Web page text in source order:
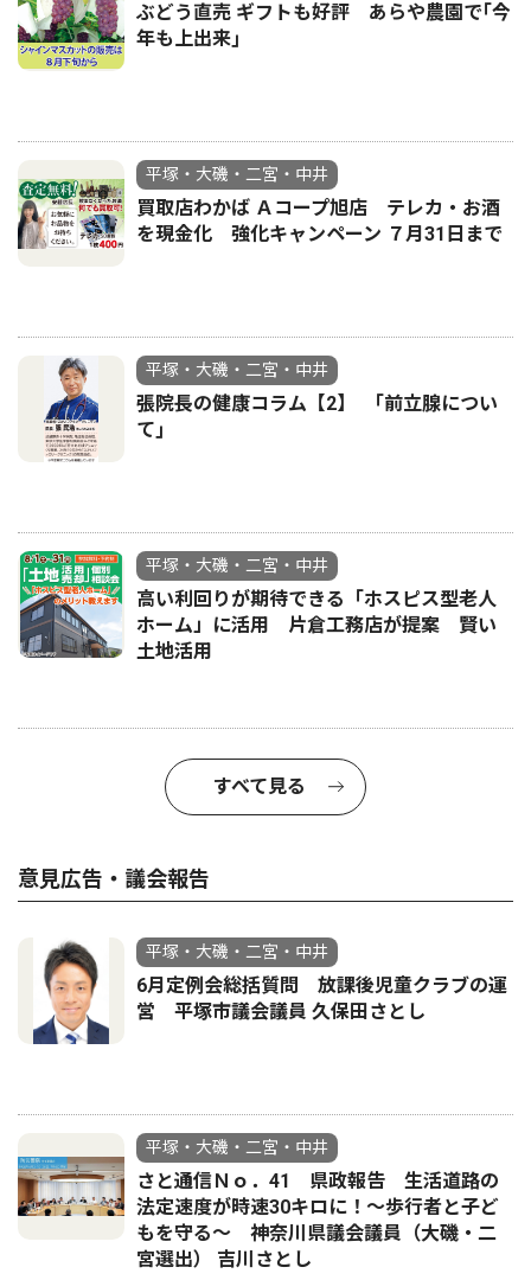
ぶどう直売 ギフトも好評 あらや農園で｢今
年も上出来｣
平塚・大磯・二宮・中井
買取店わかば Ａコープ旭店 テレカ・お酒
を現金化 強化キャンペーン ７月31日まで
平塚・大磯・二宮・中井
張院長の健康コラム【2】 ｢前立腺につい
て｣
平塚・大磯・二宮・中井
高い利回りが期待できる「ホスピス型老人
ホーム」に活用 片倉工務店が提案 賢い
土地活用
すべて見る
意見広告・議会報告
平塚・大磯・二宮・中井
6月定例会総括質問 放課後児童クラブの運
営 平塚市議会議員 久保田さとし
平塚・大磯・二宮・中井
さと通信Ｎｏ．41 県政報告 生活道路の
法定速度が時速30キロに！〜歩行者と子ど
もを守る〜 神奈川県議会議員（大磯・二
宮選出） 吉川さとし